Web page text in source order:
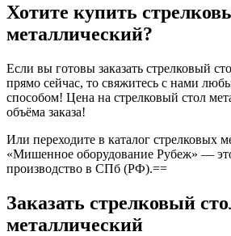
Хотите купить
металлический?
Если вы готовы заказать стрелковый
прямо сейчас, то свяжитесь с нами
способом! Цена на стрелковый стол
объёма заказа!
Или переходите в каталог стрелковых
«Мишенное оборудование Рубеж» —
производство в СПб (РФ).==
Заказать стрелковый
металлический